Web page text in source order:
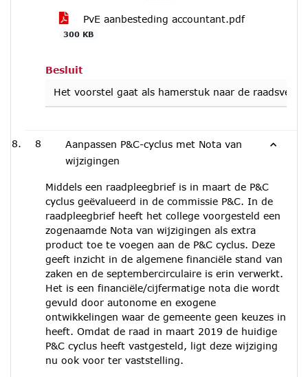
PvE aanbesteding accountant.pdf
300 KB
Besluit
Het voorstel gaat als hamerstuk naar de
8
Aanpassen P&C-cyclus met Nota van
wijzigingen
Middels een raadpleegbrief is in maart de P&C
cyclus geëvalueerd in de commissie P&C. In de
raadpleegbrief heeft het college voorgesteld een
zogenaamde Nota van wijzigingen als extra
product toe te voegen aan de P&C cyclus. Deze
geeft inzicht in de algemene financiële stand van
zaken en de septembercirculaire is erin verwerkt.
Het is een financiële/cijfermatige nota die wordt
gevuld door autonome en exogene
ontwikkelingen waar de gemeente geen keuzes in
heeft. Omdat de raad in maart 2019 de huidige
P&C cyclus heeft vastgesteld, ligt deze wijziging
nu ook voor ter vaststelling.